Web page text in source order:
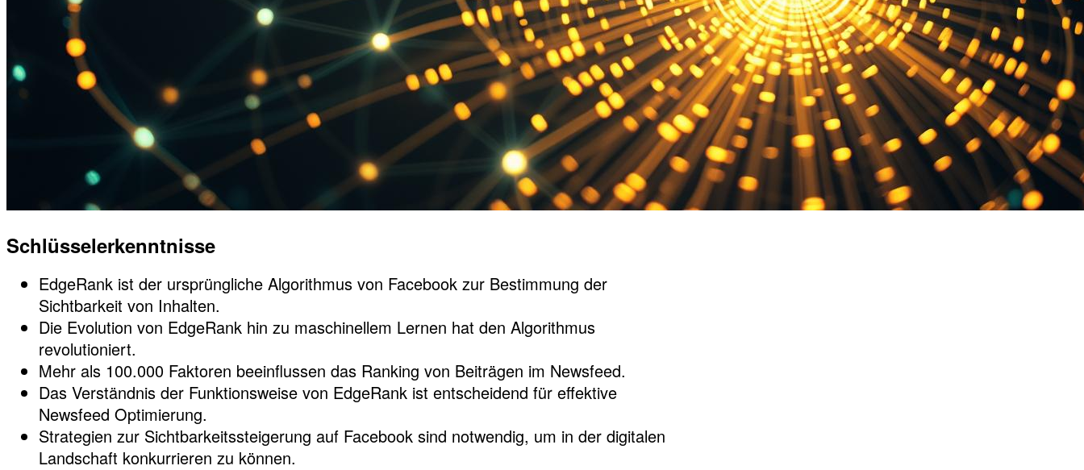
Schlüsselerkenntnisse
EdgeRank ist der ursprüngliche Algorithmus von Facebook zur Bestimmung der
Sichtbarkeit von Inhalten.
Die Evolution von EdgeRank hin zu maschinellem Lernen hat den Algorithmus
revolutioniert.
Mehr als 100.000 Faktoren beeinflussen das Ranking von Beiträgen im Newsfeed.
Das Verständnis der Funktionsweise von EdgeRank ist entscheidend für effektive
Newsfeed Optimierung.
Strategien zur Sichtbarkeitssteigerung auf Facebook sind notwendig, um in der digitalen
Landschaft konkurrieren zu können.